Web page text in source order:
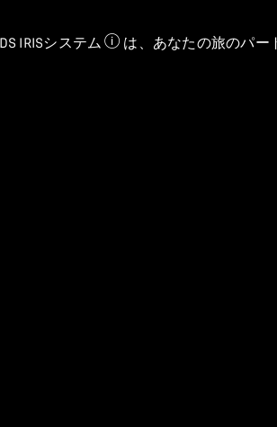
IRISシステム
は、あなたの旅のパー